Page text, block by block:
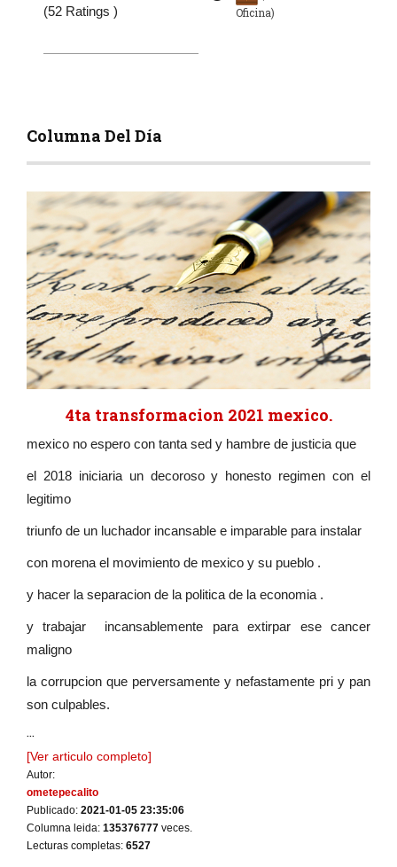
(52 Ratings )
Oficina)
Columna Del Día
4ta transformacion 2021 mexico.
mexico no espero con tanta sed y hambre de justicia que
el 2018 iniciaria un decoroso y honesto regimen con el
legitimo
triunfo de un luchador incansable e imparable para instalar
con morena el movimiento de mexico y su pueblo .
y hacer la separacion de la politica de la economia .
y trabajar incansablemente para extirpar ese cancer
maligno
la corrupcion que perversamente y nefastamente pri y pan
son culpables.
...
[Ver articulo completo]
Autor:
ometepecalito
Publicado: 2021-01-05 23:35:06
Columna leida: 135376777 veces.
Lecturas completas: 6527